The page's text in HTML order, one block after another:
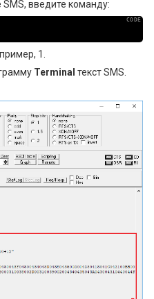
введите команду:
1.
Terminal текст SMS.